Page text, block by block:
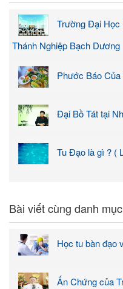
Trường Đại Học
Thánh Nghiệp Bạch Dương
Phước Báo
Đại Bồ Tát tại
Tu Đạo là gì ? (
Bài viết cùng danh mục
Học tu bàn đạo
Ấn Chứng của